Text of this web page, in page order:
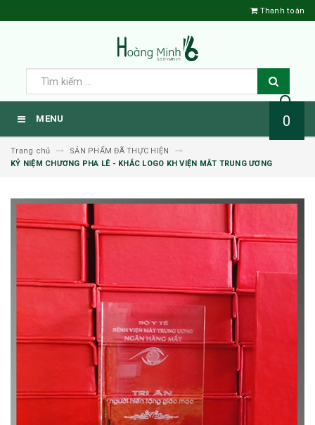
Thanh toán
MENU 0
Trang chủ
SẢN PHẨM ĐÃ THỰC HIỆN
KỶ NIỆM CHƯƠNG PHA LÊ - KHẮC LOGO KH VIỆN MẮT TRUNG ƯƠNG